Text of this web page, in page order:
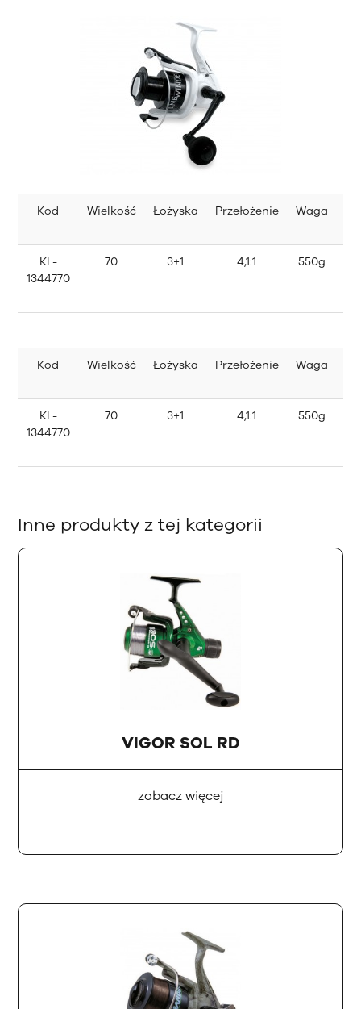
Kod Wielkość Łożyska Przełożenie Waga
KL-
1344770
70 3+1 4,1:1 550g
Kod Wielkość Łożyska Przełożenie Waga
KL-
1344770
70 3+1 4,1:1 550g
Inne produkty z tej kategorii
VIGOR SOL RD
zobacz więcej